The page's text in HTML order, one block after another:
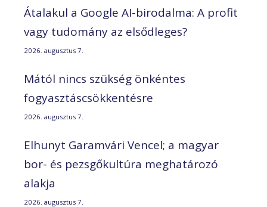
Átalakul a Google AI-birodalma: A profit
vagy tudomány az elsődleges?
2026. augusztus 7.
Mától nincs szükség önkéntes
fogyasztáscsökkentésre
2026. augusztus 7.
Elhunyt Garamvári Vencel; a magyar
bor- és pezsgőkultúra meghatározó
alakja
2026. augusztus 7.